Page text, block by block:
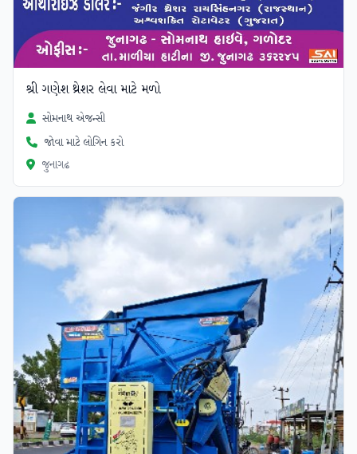
શ્રી ગણેશ થ્રેશર લેવા માટે મળો
સોમનાથ એજન્સી
જોવા માટે લોગિન કરો
જુનાગઢ